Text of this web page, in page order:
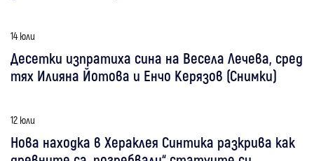
14 юли
Десетки изпратиха сина на Весела Лечева, сред
тях Илияна Йотова и Енчо Керязов (Снимки)
12 юли
Нова находка в Хераклея Синтика разкрива как